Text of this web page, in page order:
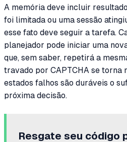
A memória deve incluir
foi limitada ou uma sessão
esse fato deve seguir a tarefa.
planejador pode iniciar uma
que, sem saber, repetirá a
travado por CAPTCHA se torna
estados falhos são duráveis o
próxima decisão.
Resgate seu código